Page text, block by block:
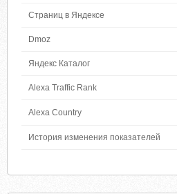
Страниц в Яндексе
Dmoz
Яндекс Каталог
Alexa Traffic Rank
Alexa Country
История изменения показателей